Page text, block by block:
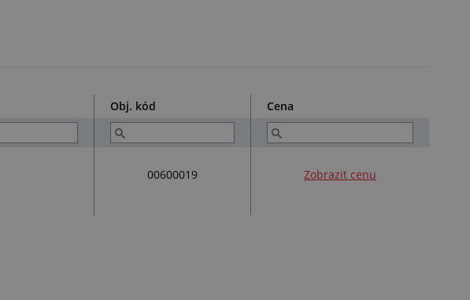
Obj. kód Cena
00600019 Zobrazit cenu